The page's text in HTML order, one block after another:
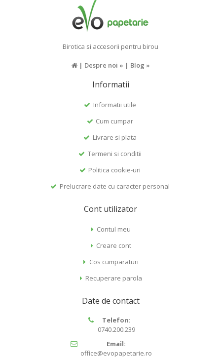
Birotica si accesorii pentru birou
| Despre noi » | Blog »
Informatii
Informatii utile
Cum cumpar
Livrare si plata
Termeni si conditii
Politica cookie-uri
Prelucrare date cu caracter personal
Cont utilizator
Contul meu
Creare cont
Cos cumparaturi
Recuperare parola
Date de contact
Telefon:
0740.200.239
Email:
office@evopapetarie.ro